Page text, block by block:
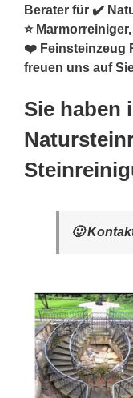
Berater für ✔️
⭐
❤️ Feinsteinzeug
freuen uns auf
Sie haben
🙂